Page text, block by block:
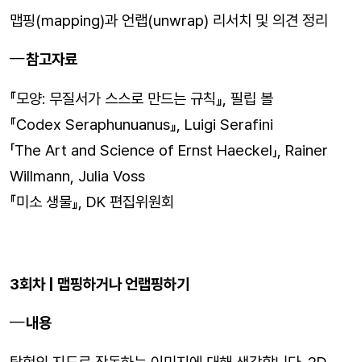
맵핑(mapping)과 언랩(unwrap) 리서치 및 의견 정리
참고자료
『모양: 무질서가 스스로 만드는 규칙』, 필립 볼
『Codex Seraphunuanus』, Luigi Serafini
「The Art and Science of Ernst Haeckel」, Rainer
Willmann, Julia Voss
『미소 생물』, DK 편집위원회
3회차 | 맵핑하거나 언랩핑하기
내용